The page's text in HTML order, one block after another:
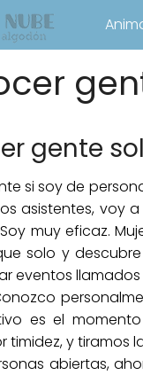
gente
si soy de
asistentes, voy
muy eficaz.
solo y
eventos
es el
timidez, y tiramos
abiertas,